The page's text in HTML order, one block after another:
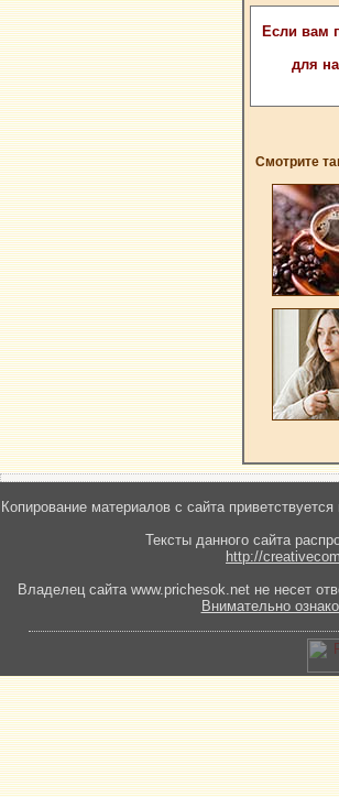
Если вам
для
Смотрите
Копирование материалов с сайта
Тексты данного сайта
http://
Владелец сайта www.prichesok.net не несет
Внимательно